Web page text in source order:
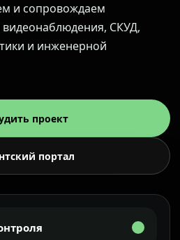
и сопровождаем
СКУД,
и инженерной
проект
портал